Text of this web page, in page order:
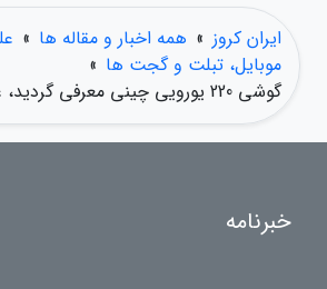
ایران کروز » همه اخبار و مقاله ها »
موبایل، تبلت و گجت ها »
گوشی 220 یورویی چینی معرفی گردید، عکس
خبرنامه